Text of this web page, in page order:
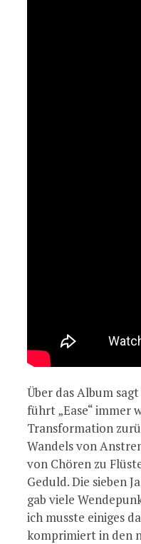
Über das Album
führt „Ease“ immer
Transformation
Wandels von
von Chören zu
Geduld. Die sieben
gab viele
ich musste einiges
komprimiert in den